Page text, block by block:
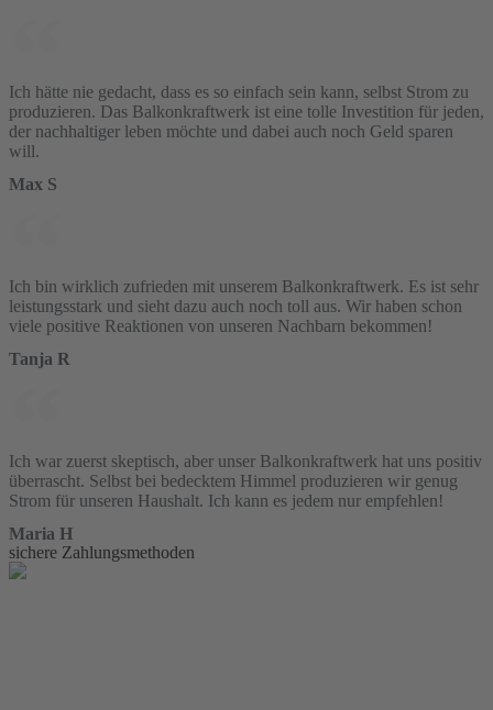
Ich hätte nie gedacht, dass es so einfach sein kann, selbst Strom zu
produzieren. Das Balkonkraftwerk ist eine tolle Investition für jeden,
der nachhaltiger leben möchte und dabei auch noch Geld sparen
will.
Max S
Ich bin wirklich zufrieden mit unserem Balkonkraftwerk. Es ist sehr
leistungsstark und sieht dazu auch noch toll aus. Wir haben schon
viele positive Reaktionen von unseren Nachbarn bekommen!
Tanja R
Ich war zuerst skeptisch, aber unser Balkonkraftwerk hat uns positiv
überrascht. Selbst bei bedecktem Himmel produzieren wir genug
Strom für unseren Haushalt. Ich kann es jedem nur empfehlen!
Maria H
sichere Zahlungsmethoden